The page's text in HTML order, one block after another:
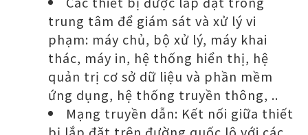
trung tâm để giám sát và xử lý vi
phạm: máy chủ, bộ xử lý, máy khai
thác, máy in, hệ thống hiển thị, hệ
quản trị cơ sở dữ liệu và phần mềm
ứng dụng, hệ thống truyền thông, ..
Mạng truyền dẫn: Kết nối giữa thiết